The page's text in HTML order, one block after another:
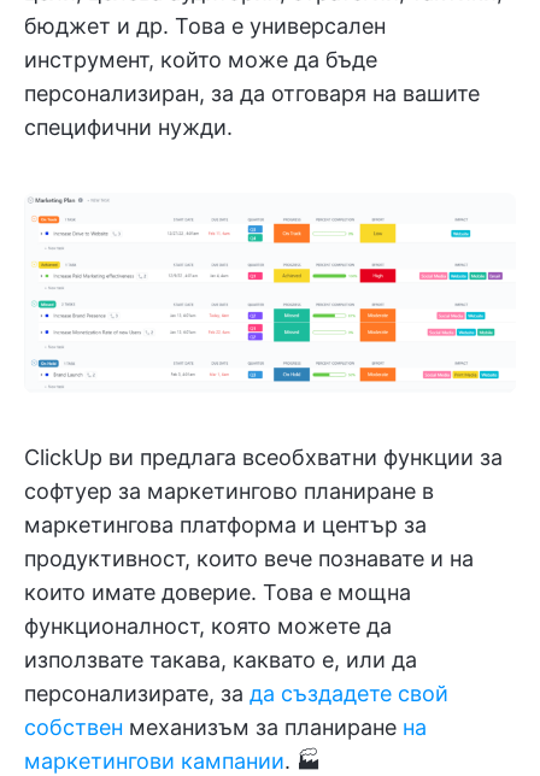
бюджет и др. Това е универсален
инструмент, който може да бъде
персонализиран, за да отговаря на вашите
специфични нужди.
ClickUp ви предлага всеобхватни функции за
софтуер за маркетингово планиране в
маркетингова платформа и център за
продуктивност, които вече познавате и на
които имате доверие. Това е мощна
функционалност, която можете да
използвате такава, каквато е, или да
персонализирате, за да създадете свой
собствен механизъм за планиране на
маркетингови кампании. 🏭